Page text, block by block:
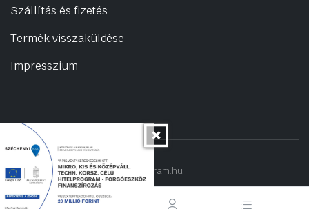
Szállítás és fizetés
Termék visszaküldése
Impresszium
Copyright 2022 © hogyantalaljanakram.hu